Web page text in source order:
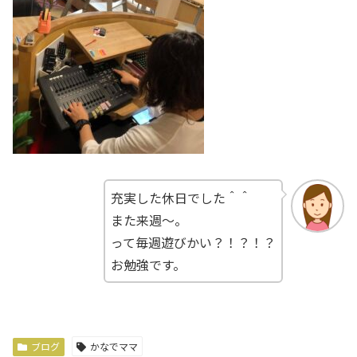
充実した休日でした＾＾
また来週～。
って毎週遊びかい？！？！？
お勉強です。
ブログ かなでママ